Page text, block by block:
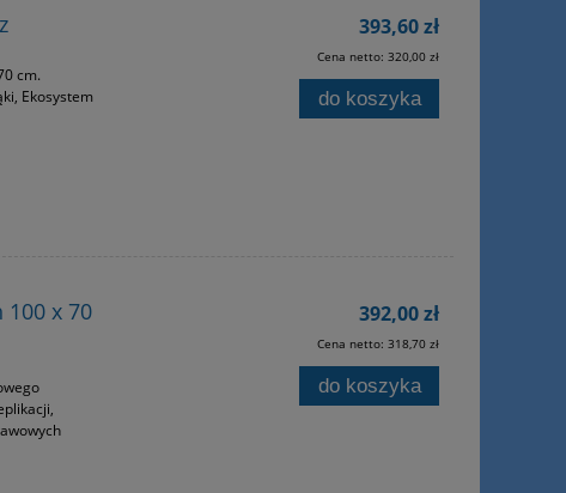
cm.
Ekosystem
393,60 zł
Cena netto: 320,00 zł
do koszyka
100 x 70
392,00 zł
Cena netto: 318,70 zł
do koszyka